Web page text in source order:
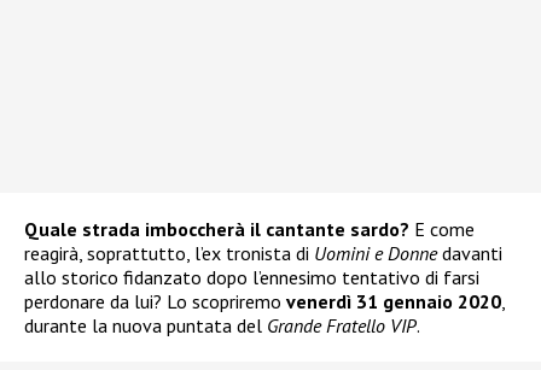
Quale strada imboccherà il cantante sardo? E come
reagirà, soprattutto, l’ex tronista di Uomini e Donnedavanti
allo storico fidanzato dopo l’ennesimo tentativo di farsi
perdonare da lui? Lo scopriremo venerdì 31 gennaio 2020,
durante la nuova puntata del Grande Fratello VIP.